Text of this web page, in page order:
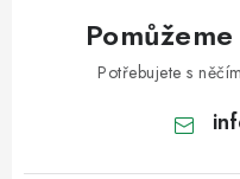
Potřebujete s